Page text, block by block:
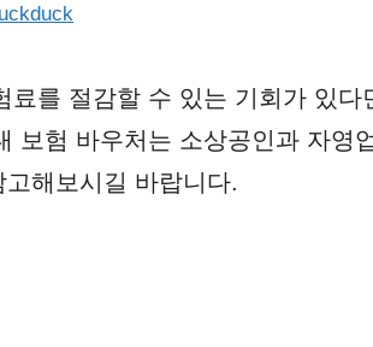
료를 절감할 수 있는 기회가 있
보험 바우처는 소상공인과 자영
해보시길 바랍니다.